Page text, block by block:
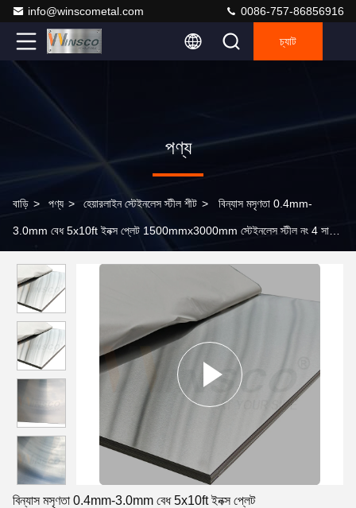
info@winscometal.com 0086-757-86856916
চ্যাট
পণ্য
বাড়ি > পণ্য > হেয়ারলাইন স্টেইনলেস স্টীল শীট > বিন্যাস মসৃণতা 0.4mm-
3.0mm বেধ 5x10ft ইনক্স প্লেট 1500mmx3000mm স্টেইনলেস স্টীল নং 4 সাটিন
বিন্যাস মসৃণতা 0.4mm-3.0mm বেধ 5x10ft ইনক্স প্লেট